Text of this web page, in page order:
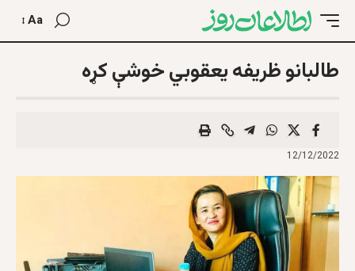
Aa
طالبانو ظريفه يعقوبي خوشې کړه
12/12/2022